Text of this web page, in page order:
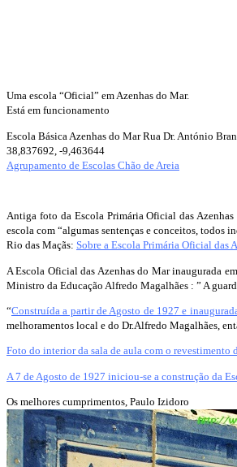
Uma escola “Oficial” em Azenhas do Mar.
Está em funcionamento
Escola Básica Azenhas do Mar Rua Dr. António
38,837692, -9,463644
Agrupamento de Escolas Chão de Areia
Antiga foto da Escola Primária Oficial das Azenhas
escola com “algumas sentenças e conceitos, todos
Rio das Maçãs: Sobre a Escola Primária Oficial das
A Escola Oficial das Azenhas do Mar inaugurada
Ministro da Educação Alfredo Magalhães : ” A
“Construída a partir de Agosto de 1927 e
melhoramentos local e do Dr.Alfredo Magalhães,
Foto do interior da sala de aula com o revestimento
A 7 de Agosto de 1927 iniciou-se a construção da
Os melhores cumprimentos, Paulo Izidoro